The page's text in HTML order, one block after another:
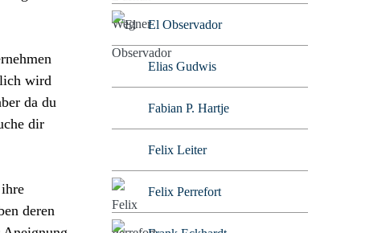
wird
da du
dir
deren
El Observador
Elias Gudwis
Fabian P. Hartje
Felix Leiter
Felix Perrefort